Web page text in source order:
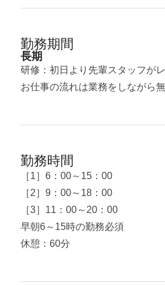
勤務期間
長期
研修：初日より先輩スタッフが
お仕事の流れは業務をしながら
勤務時間
［1］6：00～15：00
［2］9：00～18：00
［3］11：00～20：00
早朝6～15時の勤務必須
休憩：60分